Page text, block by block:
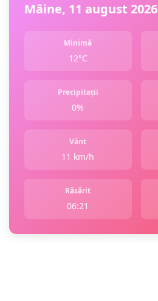
Mâine, 11 august 2026
Minimă
12°C
Precipitații
0%
Vânt
11 km/h
Răsărit
06:21